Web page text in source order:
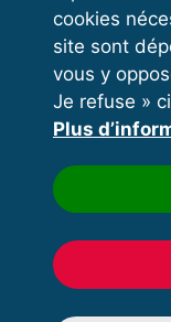
cookies
site sont
vous y
Je refuse »
Plus
© 2020